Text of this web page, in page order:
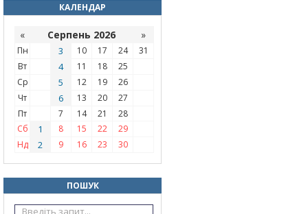
КАЛЕНДАР
« Серпень 2026 »
Пн 3 10 17 24
31
Вт
4 11 18
25
Ср
5 12 19
26
Чт
6 13 20
27
Пт
7 14 21
28
Сб
1 8 15 22
29
Нд
2 9 16 23 30
ПОШУК